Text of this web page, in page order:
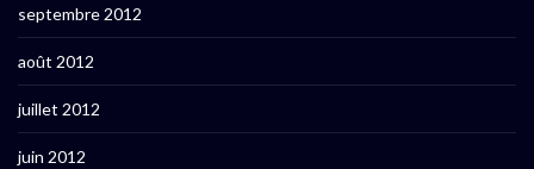
septembre 2012
août 2012
juillet 2012
juin 2012